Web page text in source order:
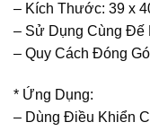
– Kích Thước: 39 x
– Sử Dụng Cùng Đế
– Quy Cách Đóng
* Ứng Dụng:
– Dùng Điều Khiển